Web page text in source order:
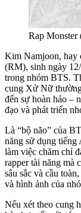
Rap Monster
Kim Namjoon, hay
(RM), sinh ngày
trong nhóm BTS.
cung Xử Nữ
đến sự hoàn hảo –
đạo và phát triển
Là “bộ não” của
năng sử dụng tiếng
làm việc chăm chỉ
rapper tài năng mà
sâu sắc và cầu
và hình ảnh của
Nếu xét theo cung